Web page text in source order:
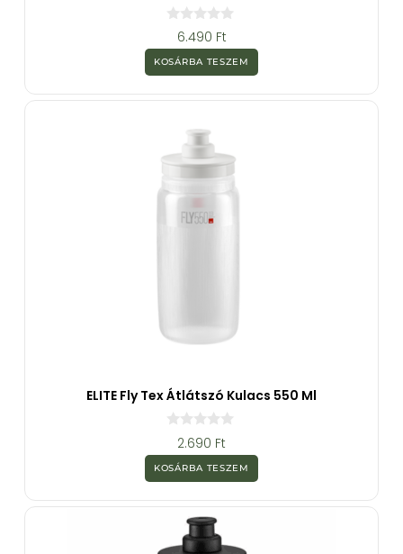
z
5
b
6.490 Ft
KOSÁRBA TESZEM
ELITE Fly Tex Átlátszó Kulacs 550 Ml
z
5
b
2.690 Ft
KOSÁRBA TESZEM